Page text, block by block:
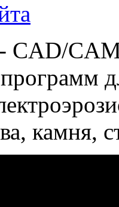
- CAD/
камня,